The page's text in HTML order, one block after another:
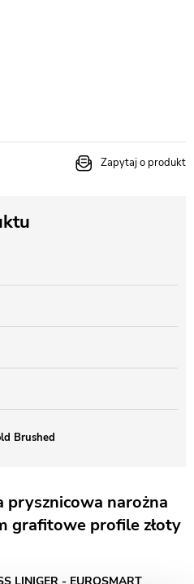
Zapytaj o produkt
Brushed
narożna
grafitowe profile złoty